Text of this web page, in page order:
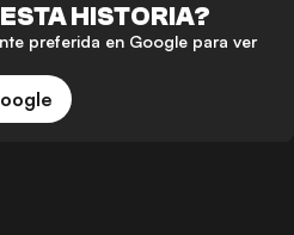
HISTORIA?
preferida en Google para ver